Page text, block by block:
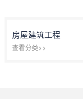
房屋建筑工程
查看分类>>